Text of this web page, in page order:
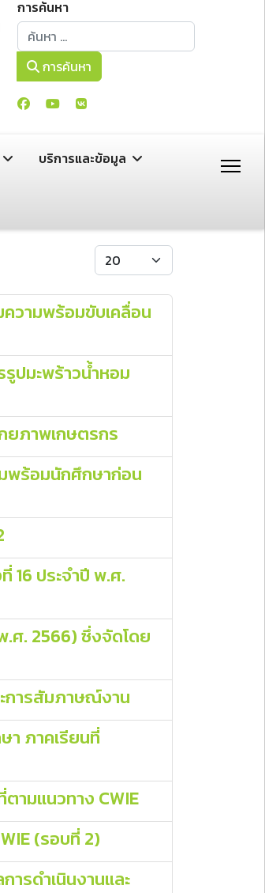
การค้นหา
การค้นหา
การค้นหา
บริการและข้อมูล
แสดง #
วามพร้อมขับเคลื่อน
ปมะพร้าวน้ำหอม
ยภาพเกษตรกร
พร้อมนักศึกษาก่อน
16 ประจำปี พ.ศ.
ศ. 2566) ซึ่งจัดโดย
การสัมภาษณ์งาน
ภาคเรียนที่
ามแนวทาง CWIE
(รอบที่ 2)
รดำเนินงานและ